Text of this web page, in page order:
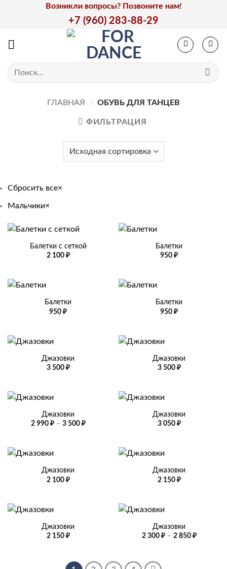
Возникли вопросы? Позвоните нам!
+7 (960) 283-88-29
Искать:
ГЛАВНАЯ / ОБУВЬ ДЛЯ ТАНЦЕВ
ФИЛЬТРАЦИЯ
Сбросить все×
Мальчики×
Балетки с сеткой
2 100 ₽
Балетки
950 ₽
Балетки
950 ₽
Балетки
950 ₽
Джазовки
3 500 ₽
Джазовки
3 500 ₽
Джазовки
2 990 ₽ – 3 500 ₽Диапазон
Джазовки
3 050 ₽
Джазовки
2 100 ₽
Джазовки
2 150 ₽
Джазовки
2 150 ₽
Джазовки
2 300 ₽ – 2 850 ₽